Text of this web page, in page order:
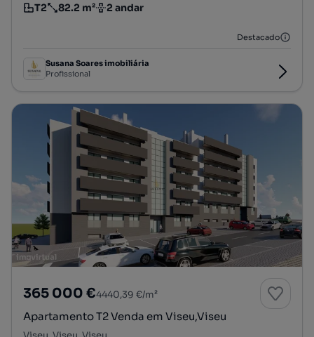
Tipologia
T2
Preço por metro quadrado
82.2 m²
Andar 2 andar
Destacado
Susana Soares imobiliária
Profissional
365 000 €4440,39 €/m²
Apartamento T2 Venda em Viseu,Viseu